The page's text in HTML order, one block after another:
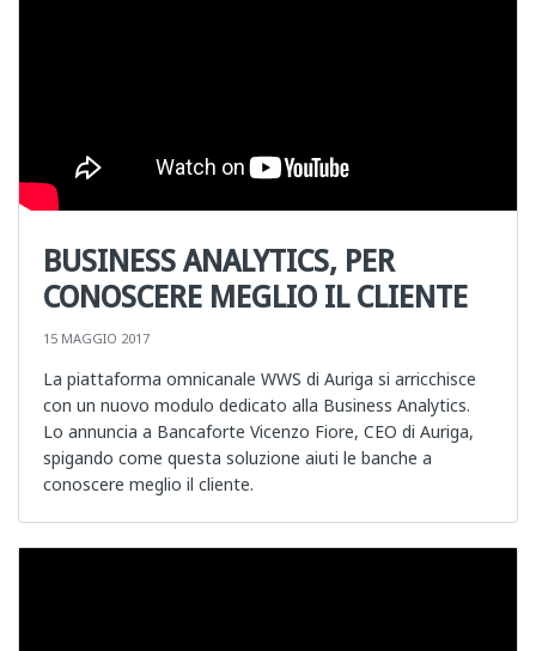
BUSINESS ANALYTICS, PER
CONOSCERE MEGLIO IL CLIENTE
15 MAGGIO 2017
La piattaforma omnicanale WWS di Auriga si arricchisce
con un nuovo modulo dedicato alla Business Analytics.
Lo annuncia a Bancaforte Vicenzo Fiore, CEO di Auriga,
spigando come questa soluzione aiuti le banche a
conoscere meglio il cliente.